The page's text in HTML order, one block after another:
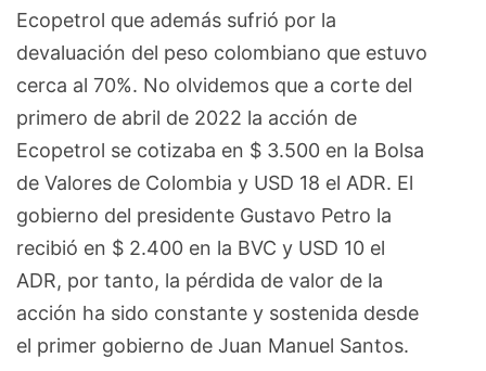
Ecopetrol que además sufrió por la
devaluación del peso colombiano que estuvo
cerca al 70%. No olvidemos que a corte del
primero de abril de 2022 la acción de
Ecopetrol se cotizaba en $ 3.500 en la Bolsa
de Valores de Colombia y USD 18 el ADR. El
gobierno del presidente Gustavo Petro la
recibió en $ 2.400 en la BVC y USD 10 el
ADR, por tanto, la pérdida de valor de la
acción ha sido constante y sostenida desde
el primer gobierno de Juan Manuel Santos.